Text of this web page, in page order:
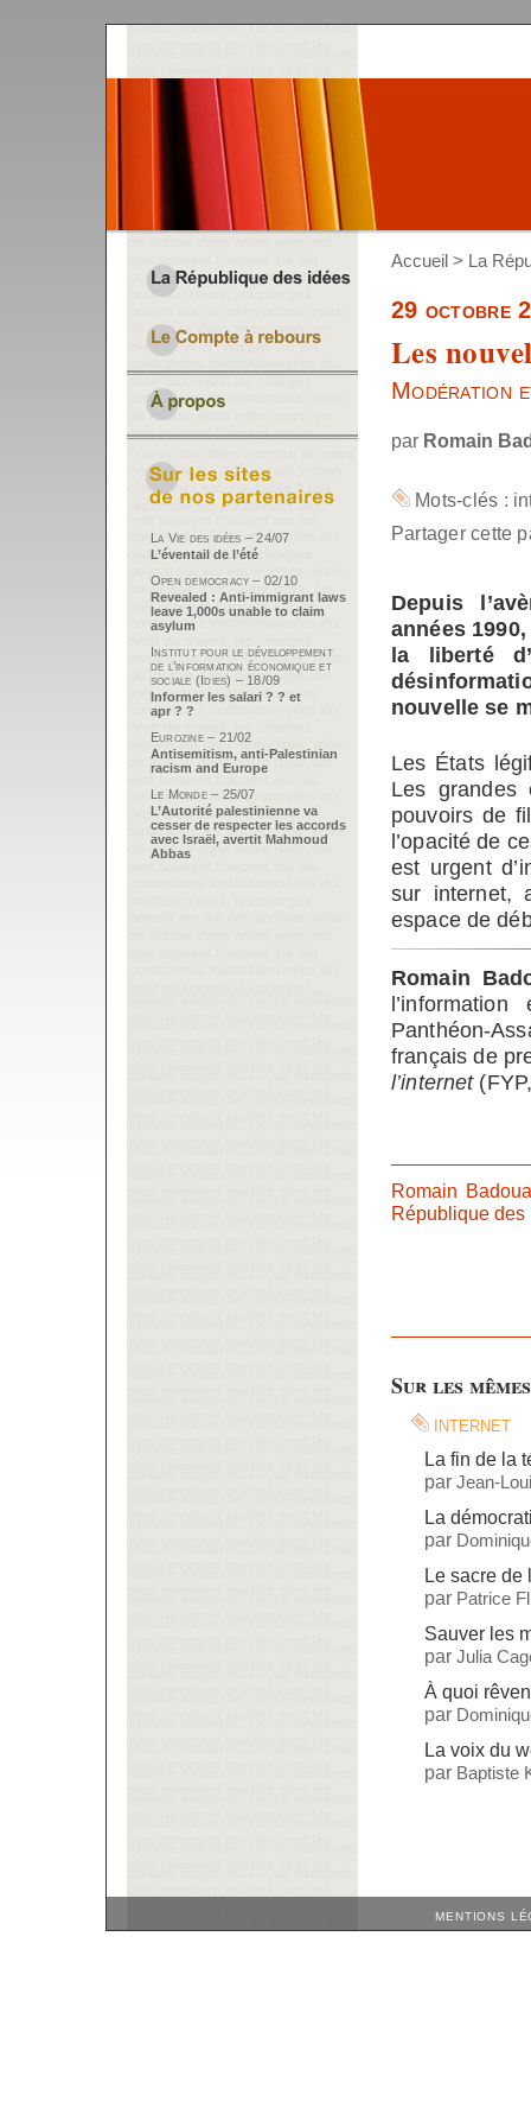
Accueil > La
29 octobre
Les
Modération
par Romain
Mots-clés :
Partager cette
Depuis
années
la liberté
nouvelle se
Les États
Les grandes
pouvoirs de
l’opacité de
est urgent
sur internet,
espace de
Romain
Panthéon-
français de
l’internet
Romain
République
Sur les
internet
La fin de la
par Jean-
La
par
Le sacre de
par Patrice
Sauver les
par Julia
À quoi
par
La voix du
par Baptiste
La Vie des idées – 24/07
L’éventail de l’été
Open democracy – 02/10
Revealed : Anti-immigrant laws
leave 1,000s unable to claim
asylum
Institut pour le développement
de l’information économique et
sociale (Idies) – 18/09
Informer les salari ? ? et
apr ? ?
Eurozine – 21/02
Antisemitism, anti-Palestinian
racism and Europe
Le Monde – 25/07
L’Autorité palestinienne va
cesser de respecter les accords
avec Israël, avertit Mahmoud
Abbas
MENTIONS